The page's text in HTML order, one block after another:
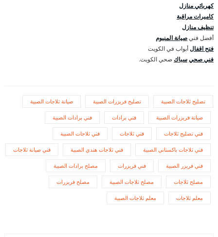
كهربائي منازل
كاميرات مراقبة
تنظيف منازل
أفضل فنيصيانة المنيوم
فتح اقفالأبواب في الكويت
فني صحيسباك صحي الكويت.
تصليح ثلاجات الصبية تصليح فريزرات الصبية صيانة ثلاجات الصبية
صيانة فريزرات الصبية فني برادات فني برادات الصبية
فني تصليح ثلاجات فني ثلاجات فني ثلاجات الصبية
فني ثلاجات باكستاني الصبية فني ثلاجات هندي الصبية فني صيانة ثلاجات
فني فريزر الصبية فني فريزرات مصلح برادات الصبية
مصلح ثلاجات مصلح ثلاجات الصبية مصلح فريزرات
معلم ثلاجات معلم ثلاجات الصبية